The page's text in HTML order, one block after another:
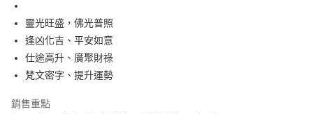
2.付款方式選擇「大哥付你分期」，訂單成立後會自動跳轉到大哥付的交易
流程，驗證手機門號後，選擇欲分期的期數、繳款截止日，確認付款後即完
3.實際核准額度、可分期數及費用金額請依後續交易確認頁面所載為準。
4.訂單成立30分鐘內，如未前往確認交易或遇審核未通過，訂單將自動取
消。如遇「轉專審核」未通過狀況，表示未達大哥付你分期系統評分，恕無
法說明評估內容。
1.分期款項不併入電信帳單，「大哥付你分期」於每月結算日後寄送繳費提
相關說明
【關於「AFTEE先享後付」】
AFTEE先享後付是「在收到商品之後才付款」的支付方式。 讓您購物簡單
１．簡單：不需註冊會員、不需綁卡、不需儲值。
２．便利：只要手機號碼，簡訊認證，即可結帳。
Hami Point
相關說明
「Hami Point」為中華電信所提供之點數服務，可於會員專區綁定中華電信
會員帳號後，即可在購物車使用 Hami Point 折抵消費金額 (1點等於1元)。
ATM付款
貨到付款
靈光旺盛，佛光普照
逢凶化吉、平安如意
仕途高升、廣聚財祿
梵文密字、提升運勢
銷售重點